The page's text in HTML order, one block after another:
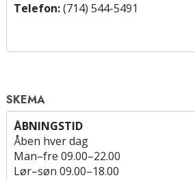
Telefon:(714) 544-5491
SKEMA
ÅBNINGSTID
Åben hver dag
Man–fre 09.00–22.00
Lør–søn 09.00–18.00